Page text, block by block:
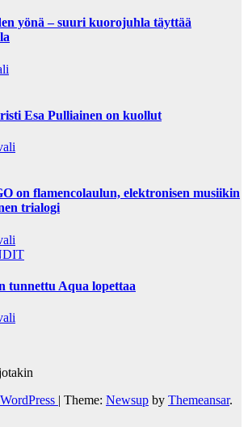
yönä – suuri kuorojuhla täyttää
Esa Pulliainen on kuollut
on flamencolaulun, elektronisen musiikin
trialogi
tunnettu Aqua lopettaa
| Theme: Newsup by Themeansar.